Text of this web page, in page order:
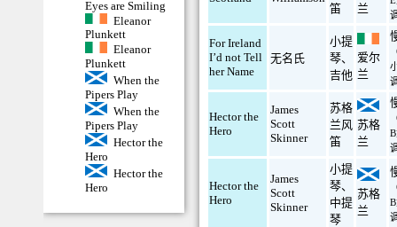
Eyes are Smiling
Eleanor
Plunkett
Eleanor
Plunkett
When the
Pipers Play
When the
Pipers Play
Hector the
Hero
Hector the
Hero
笛
兰
For Ireland
I’d not Tell
her Name
无名氏
小提
琴、
吉他
爱尔
兰
Hector the
Hero
James
Scott
Skinner
苏格
兰风
笛
苏格
兰
Hector the
Hero
James
Scott
Skinner
小提
琴、
中提
琴
苏格
兰